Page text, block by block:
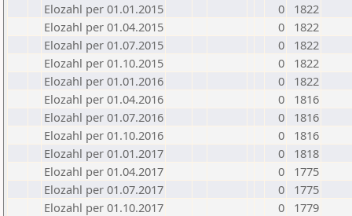
Elozahl per 01.01.2015
0
1822
Elozahl per 01.04.2015
0
1822
Elozahl per 01.07.2015
0
1822
Elozahl per 01.10.2015
0
1822
Elozahl per 01.01.2016
0
1822
Elozahl per 01.04.2016
0
1816
Elozahl per 01.07.2016
0
1816
Elozahl per 01.10.2016
0
1816
Elozahl per 01.01.2017
0
1818
Elozahl per 01.04.2017
0
1775
Elozahl per 01.07.2017
0
1775
Elozahl per 01.10.2017
0
1779